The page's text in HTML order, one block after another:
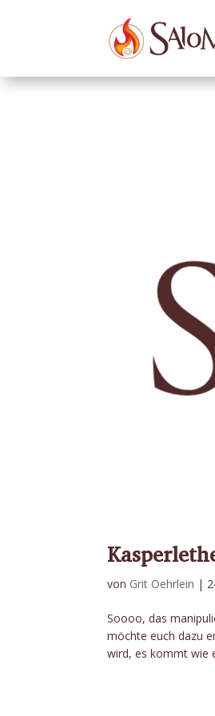
von Grit Oehrlein |
Soooo, das
möchte euch dazu
wird, es kommt wie